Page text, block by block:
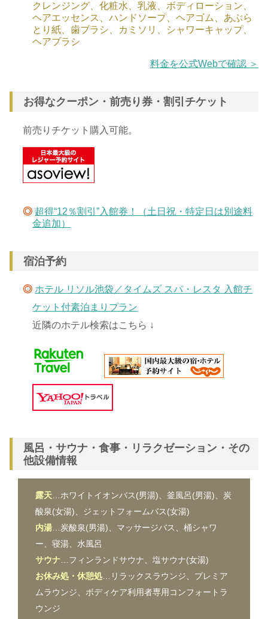
クレンジング、化粧水、乳液、ボディローション、
ヘアエッセンス、ハンドソープ、ヘアゴム、あぶら
とり紙、歯ブラシ、カミソリ、シャワーキャップ、
ヘアブラシ
料金を公式Webで確認 ＞
お得なクーポン・前売り券・割引チケット
前売りチケット購入可能。
◎ 超得“12％割引”入館券！（土日祝・特定日は別途料
金追加）
宿泊予約
◎ ホテル リソル池袋／タイムズ スパ・レスタ 入館チ
ケット付素泊まりプラン
近隣のホテル検索はこちら ↓
風呂・サウナ・食事・リラクゼーション・その
他設備情報
露天 …ホワイトイオンバス(男湯)、釜風呂(男湯)、炭
酸泉(女湯)、ジェットフォームバス(女湯)
内湯 …炭酸泉(男湯)、マッサージバス、桶シャワ
ー、寝湯、水風呂
サウナ …フィンランドサウナ、塩サウナ(女湯)
お休み処・休憩処 …リラックスラウンジ、プレミア
ムラウンジ、ボディケア利用者専用コンフォートラ
ウンジ